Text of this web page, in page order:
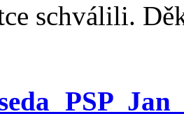
schválili.
PSP Jan